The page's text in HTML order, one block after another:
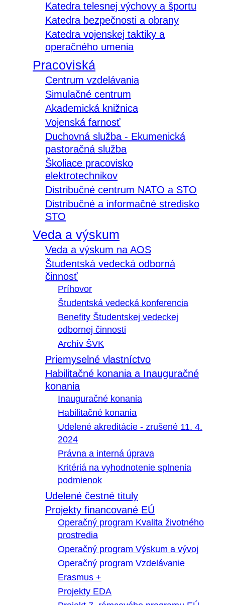
Katedra telesnej výchovy a športu
Katedra bezpečnosti a obrany
Katedra vojenskej taktiky a
operačného umenia
Pracoviská
Centrum vzdelávania
Simulačné centrum
Akademická knižnica
Vojenská farnosť
Duchovná služba - Ekumenická
pastoračná služba
Školiace pracovisko
elektrotechnikov
Distribučné centrum NATO a STO
Distribučné a informačné stredisko
STO
Veda a výskum
Veda a výskum na AOS
Študentská vedecká odborná
činnosť
Príhovor
Študentská vedecká konferencia
Benefity Študentskej vedeckej
odbornej činnosti
Archív ŠVK
Priemyselné vlastníctvo
Habilitačné konania a Inauguračné
konania
Inauguračné konania
Habilitačné konania
Udelené akreditácie - zrušené 11. 4.
2024
Právna a interná úprava
Kritériá na vyhodnotenie splnenia
podmienok
Udelené čestné tituly
Projekty financované EÚ
Operačný program Kvalita životného
prostredia
Operačný program Výskum a vývoj
Operačný program Vzdelávanie
Erasmus +
Projekty EDA